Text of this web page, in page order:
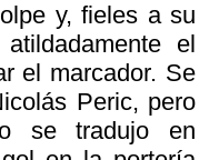
y, fieles a su
el
el marcador. Se
Peric, pero
se tradujo en